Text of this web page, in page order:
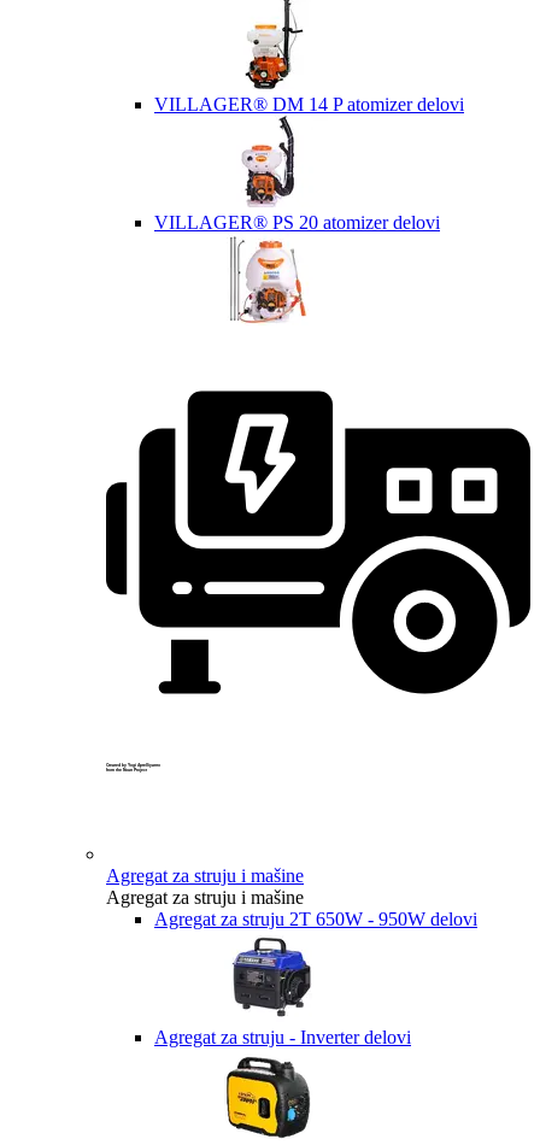
VILLAGER® DM 14 P atomizer delovi
VILLAGER® PS 20 atomizer delovi
Created by Yogi Aprelliyanto
from the Noun Project
Agregat za struju i mašine
Agregat za struju i mašine
Agregat za struju 2T 650W - 950W delovi
Agregat za struju - Inverter delovi